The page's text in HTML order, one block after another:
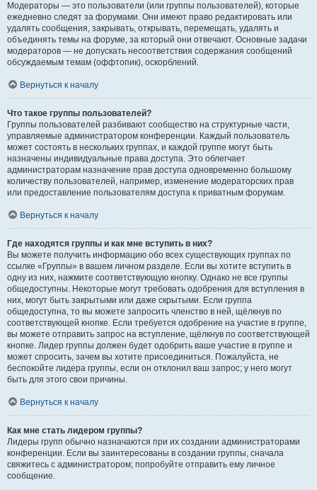
Модераторы — это пользователи (или группы пользователей), которые
ежедневно следят за форумами. Они имеют право редактировать или
удалять сообщения, закрывать, открывать, перемещать, удалять и
объединять темы на форуме, за который они отвечают. Основные задачи
модераторов — не допускать несоответствия содержания сообщений
обсуждаемым темам (оффтопик), оскорблений.
Вернуться к началу
Что такое группы пользователей?
Группы пользователей разбивают сообщество на структурные части,
управляемые администратором конференции. Каждый пользователь
может состоять в нескольких группах, и каждой группе могут быть
назначены индивидуальные права доступа. Это облегчает
администраторам назначение прав доступа одновременно большому
количеству пользователей, например, изменение модераторских прав
или предоставление пользователям доступа к приватным форумам.
Вернуться к началу
Где находятся группы и как мне вступить в них?
Вы можете получить информацию обо всех существующих группах по
ссылке «Группы» в вашем личном разделе. Если вы хотите вступить в
одну из них, нажмите соответствующую кнопку. Однако не все группы
общедоступны. Некоторые могут требовать одобрения для вступления в
них, могут быть закрытыми или даже скрытыми. Если группа
общедоступна, то вы можете запросить членство в ней, щёлкнув по
соответствующей кнопке. Если требуется одобрение на участие в группе,
вы можете отправить запрос на вступление, щёлкнув по соответствующей
кнопке. Лидер группы должен будет одобрить ваше участие в группе и
может спросить, зачем вы хотите присоединиться. Пожалуйста, не
беспокойте лидера группы, если он отклонил ваш запрос; у него могут
быть для этого свои причины.
Вернуться к началу
Как мне стать лидером группы?
Лидеры групп обычно назначаются при их создании администраторами
конференции. Если вы заинтересованы в создании группы, сначала
свяжитесь с администратором; попробуйте отправить ему личное
сообщение.